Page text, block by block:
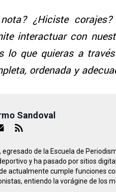
¿Hiciste
interactuar con
lo que quieras a
ordenada y
Sandoval
de la Escuela de
y ha pasado por sitios
actualmente cumple funciones
entiendo la vorágine de los